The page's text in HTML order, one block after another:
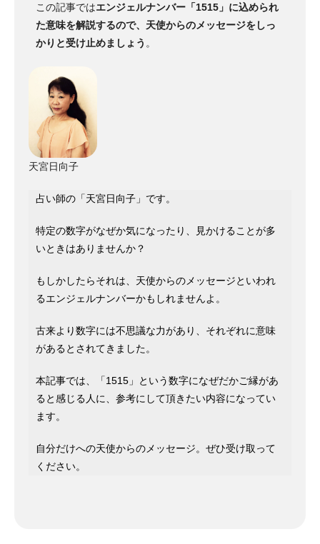
この記事ではエンジェルナンバー「1515」に込められ
た意味を解説するので、天使からのメッセージをしっ
かりと受け止めましょう 。
天宮日向子
占い師の「天宮日向子」です。
特定の数字がなぜか気になったり、見かけることが多
いときはありませんか？
もしかしたらそれは、天使からのメッセージといわれ
るエンジェルナンバーかもしれませんよ。
古来より数字には不思議な力があり、それぞれに意味
があるとされてきました。
本記事では、「1515」という数字になぜだかご縁があ
ると感じる人に、参考にして頂きたい内容になってい
ます。
自分だけへの天使からのメッセージ。ぜひ受け取って
ください。